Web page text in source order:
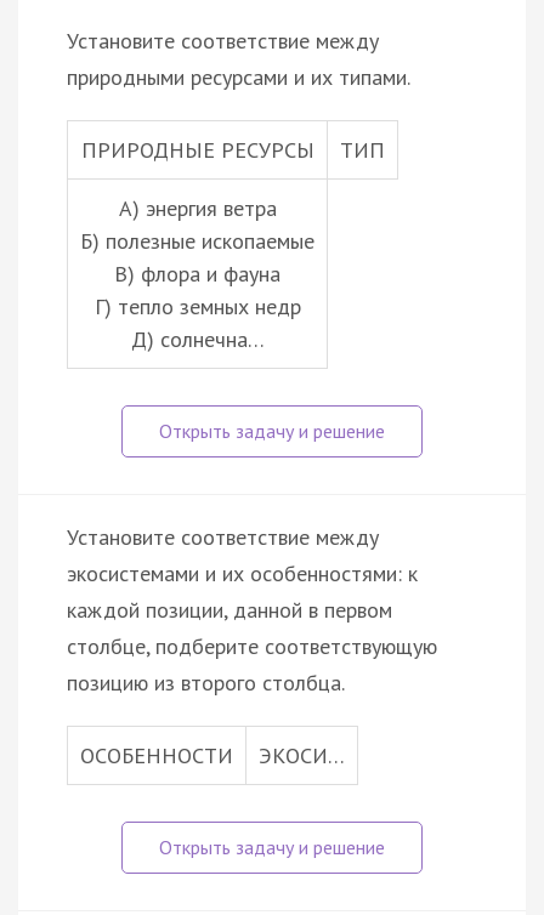
Установите соответствие между
природными ресурсами и их типами.
ПРИРОДНЫЕ РЕСУРСЫ ТИП
А) энергия ветра
Б) полезные ископаемые
В) флора и фауна
Г) тепло земных недр
Д) солнечна…
Установите соответствие между
экосистемами и их особенностями: к
каждой позиции, данной в первом
столбце, подберите соответствующую
позицию из второго столбца.
ОСОБЕННОСТИ ЭКОСИ…